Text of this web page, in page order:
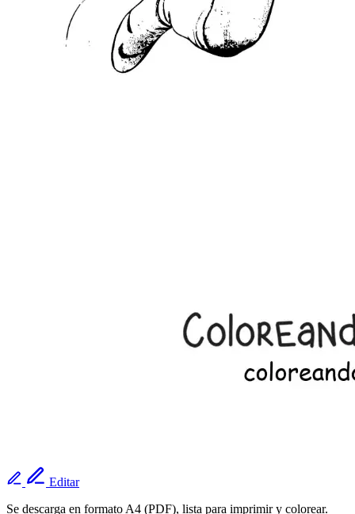
Editar
Se descarga en formato A4 (PDF), lista para imprimir y colorear.